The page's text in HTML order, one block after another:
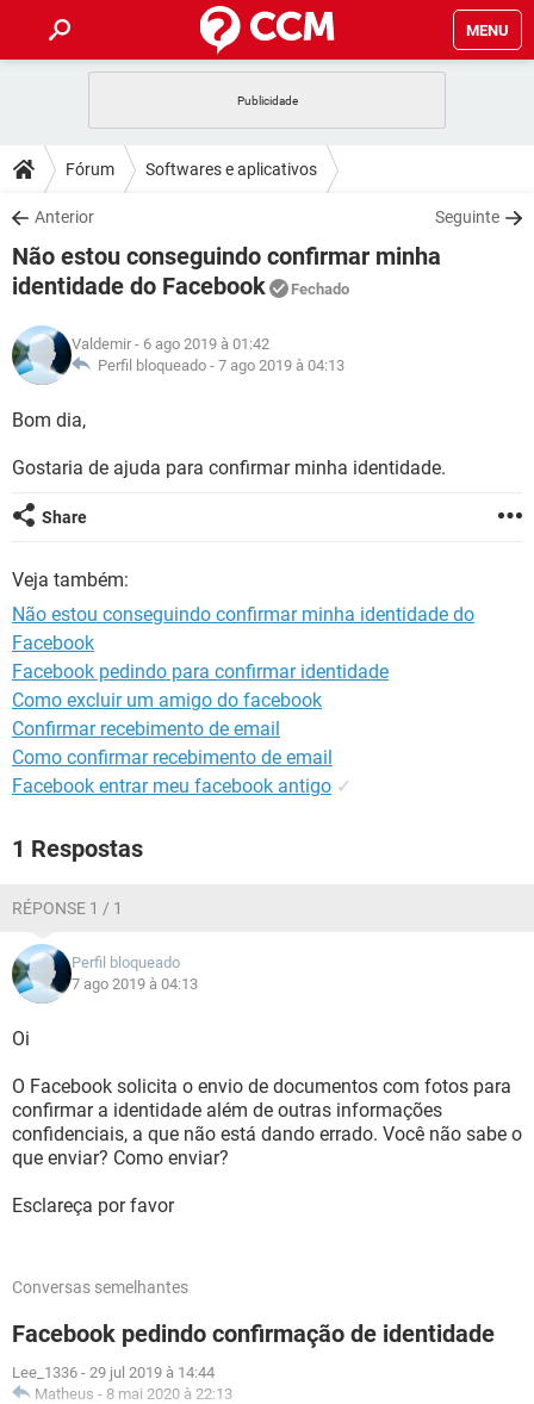
MENU
CELULAR FACEBOOK
OUTLOOK
INSTAGRAM GMAIL
GUIA DE COMPRAS
DICAS
JOGOS WHATSAPP
OUTLOOK EXCEL
GUIA DE COMPRAS
DOWNLOADS
JOGOS WHATSAPP
CELULAR FACEBOOK
OUTLOOK
INSTAGRAM
GUIA DE COMPRAS
FÓRUM
CELULAR FACEBOOK
GUIA DE COMPRAS
GLOSSÁRIO
JOGOS
CELULAR
OUTLOOK EXCEL
INSTAGRAM
Fórum Softwares e aplicativos
Anterior Seguinte
Não estou conseguindo confirmar minha
identidade do Facebook
Fechado
Valdemir - 6 ago 2019 à 01:42
Perfil bloqueado - 7 ago 2019 à 04:13
Bom dia,
Gostaria de ajuda para confirmar minha identidade.
Share
Veja também:
Não estou conseguindo confirmar minha identidade do
Facebook
Facebook pedindo para confirmar identidade
Como excluir um amigo do facebook
Confirmar recebimento de email
Como confirmar recebimento de email
Facebook entrar meu facebook antigo ✓
1 Respostas
RÉPONSE 1 / 1
Perfil bloqueado
7 ago 2019 à 04:13
Oi
O Facebook solicita o envio de documentos com fotos para
confirmar a identidade além de outras informações
confidenciais, a que não está dando errado. Você não sabe o
que enviar? Como enviar?
Esclareça por favor
Conversas semelhantes
Facebook pedindo confirmação de identidade
Lee_1336 - 29 jul 2019 à 14:44
Matheus - 8 mai 2020 à 22:13